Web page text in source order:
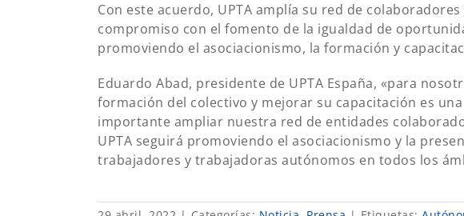
Con este acuerdo, UPTA amplía su red de
compromiso con el fomento de la igualdad de
promoviendo el asociacionismo, la formación y
Eduardo Abad, presidente de UPTA España, «para
formación del colectivo y mejorar su capacitación es
importante ampliar nuestra red de entidades
UPTA seguirá promoviendo el asociacionismo y la
trabajadores y trabajadoras autónomos en todos los